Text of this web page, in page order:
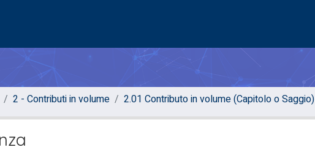
2 - Contributi in volume 2.01 Contributo in volume (Capitolo o Saggio)